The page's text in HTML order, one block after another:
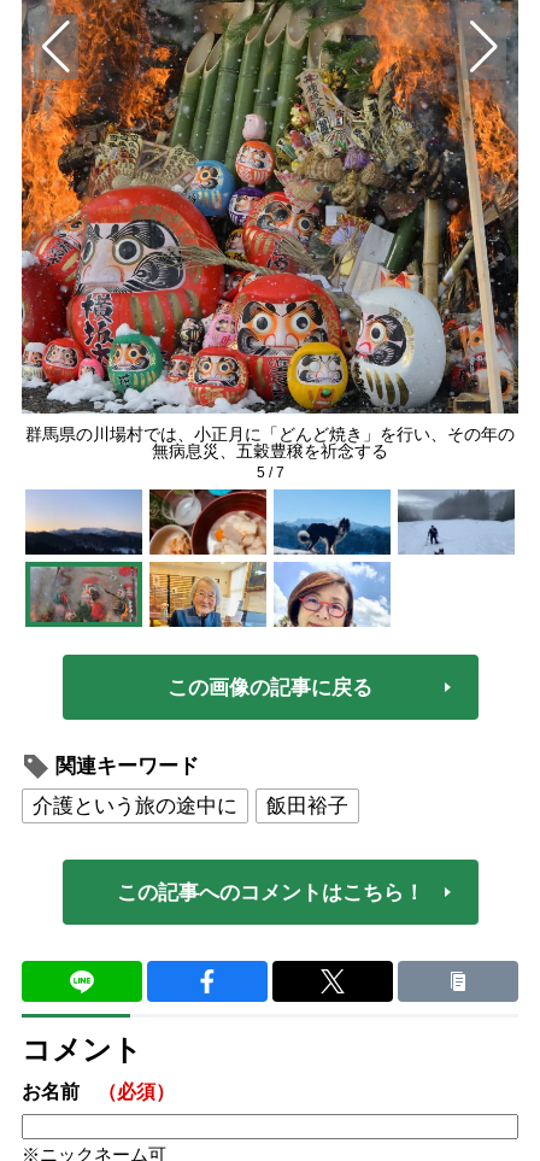
群馬県の川場村では、小正月に「どんど焼き」を行い、その年の
無病息災、五穀豊穣を祈念する
5/7
この画像の記事に戻る
関連キーワード
介護という旅の途中に
飯田裕子
この記事へのコメントはこちら！
コメント
お名前 （必須）
ニックネーム可